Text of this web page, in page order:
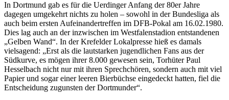
In Dortmund gab es für die Uerdinger Anfang der 80er Jahre
dagegen umgekehrt nichts zu holen – sowohl in der Bundesliga als
auch beim ersten Aufeinandertreffen im DFB-Pokal am 16.02.1980.
Dies lag auch an der inzwischen im Westfalenstadion entstandenen
„Gelben Wand“. In der Krefelder Lokalpresse hieß es damals
vielsagend: „Erst als die lautstarken jugendlichen Fans aus der
Südkurve, es mögen ihrer 8.000 gewesen sein, Torhüter Paul
Hesselbach nicht nur mit ihren Sprechchören, sondern auch mit viel
Papier und sogar einer leeren Bierbüchse eingedeckt hatten, fiel die
Entscheidung zugunsten der Dortmunder“.